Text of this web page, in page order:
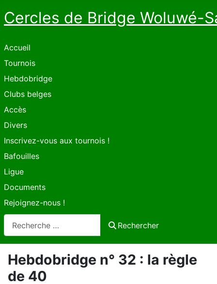
Cercles de Bridge Woluwé-
Accueil
Tournois
Hebdobridge
Clubs belges
Accès
Divers
Inscrivez-vous aux tournois !
Bafouilles
Ligue
Documents
Rejoignez-nous !
Rechercher
Hebdobridge n° 32 : la règle
de 40